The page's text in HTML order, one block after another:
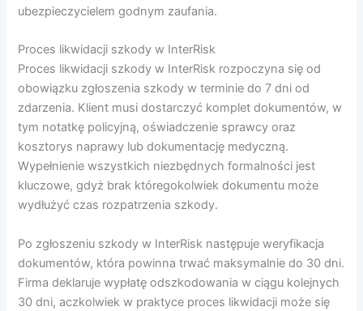
ubezpieczycielem godnym zaufania.
Proces likwidacji szkody w InterRisk
Proces likwidacji szkody w InterRisk rozpoczyna się od
obowiązku zgłoszenia szkody w terminie do 7 dni od
zdarzenia. Klient musi dostarczyć komplet dokumentów, w
tym notatkę policyjną, oświadczenie sprawcy oraz
kosztorys naprawy lub dokumentację medyczną.
Wypełnienie wszystkich niezbędnych formalności jest
kluczowe, gdyż brak któregokolwiek dokumentu może
wydłużyć czas rozpatrzenia szkody.
Po zgłoszeniu szkody w InterRisk następuje weryfikacja
dokumentów, która powinna trwać maksymalnie do 30 dni.
Firma deklaruje wypłatę odszkodowania w ciągu kolejnych
30 dni, aczkolwiek w praktyce proces likwidacji może się